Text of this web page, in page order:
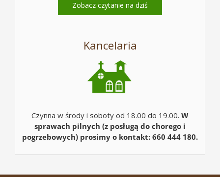
Zobacz czytanie na dziś
Kancelaria
Czynna w środy i soboty od 18.00 do 19.00. W
sprawach pilnych (z posługą do chorego i
pogrzebowych) prosimy o kontakt: 660 444 180.